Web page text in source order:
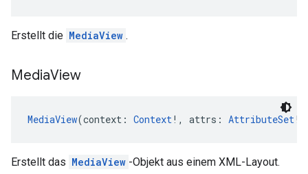
Erstellt die MediaView .
MediaView
MediaView(context: Context!, attrs: AttributeSet!)
Erstellt das MediaView -Objekt aus einem XML-Layout.